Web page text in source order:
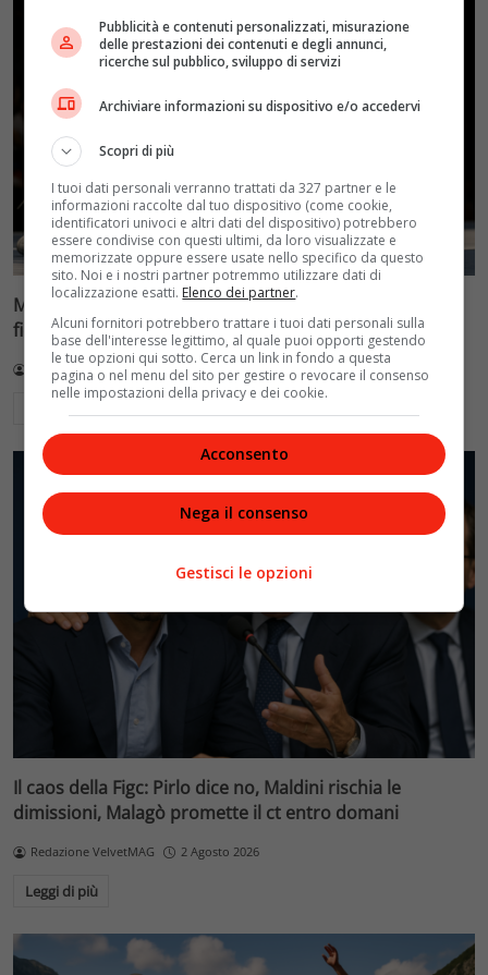
Mondiali di scherma a Hong Kong, doppietta Italia nel
fioretto: Favaretto batte Errigo in finale
Redazione VelvetMAG 2 Agosto 2026
Il caos della Figc: Pirlo dice no, Maldini rischia le
dimissioni, Malagò promette il ct entro domani
Redazione VelvetMAG 2 Agosto 2026
Leggi di più
Pubblicità e contenuti personalizzati, misurazione
delle prestazioni dei contenuti e degli annunci,
ricerche sul pubblico, sviluppo di servizi
Archiviare informazioni su dispositivo e/o accedervi
Scopri di più
I tuoi dati personali verranno trattati da 327 partner e le
informazioni raccolte dal tuo dispositivo (come cookie,
identificatori univoci e altri dati del dispositivo) potrebbero
essere condivise con questi ultimi, da loro visualizzate e
memorizzate oppure essere usate nello specifico da questo
sito. Noi e i nostri partner potremmo utilizzare dati di
localizzazione esatti. Elenco dei partner.
Alcuni fornitori potrebbero trattare i tuoi dati personali sulla
base dell'interesse legittimo, al quale puoi opporti gestendo
le tue opzioni qui sotto. Cerca un link in fondo a questa
pagina o nel menu del sito per gestire o revocare il consenso
nelle impostazioni della privacy e dei cookie.
Acconsento
Nega il consenso
Gestisci le opzioni